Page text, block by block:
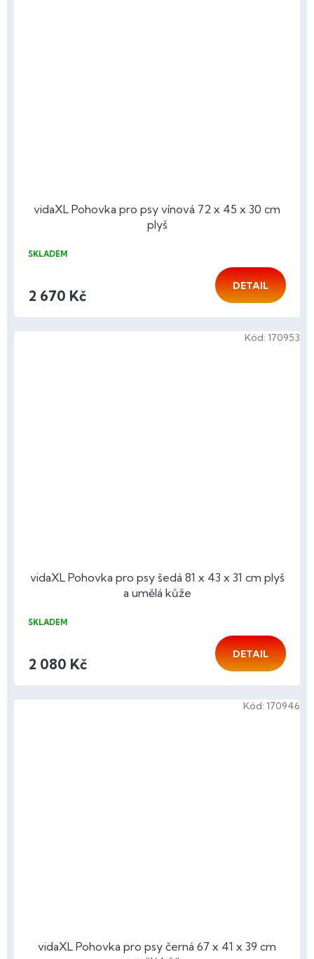
vidaXL Pohovka pro psy vínová 72 x 45 x 30 cm
plyš
SKLADEM
2 670 Kč
DETAIL
vidaXL Pohovka pro psy šedá 81 x 43 x 31 cm plyš
a umělá kůže
SKLADEM
2 080 Kč
DETAIL
Kód: 170953
vidaXL Pohovka pro psy černá 67 x 41 x 39 cm
Kód: 170946